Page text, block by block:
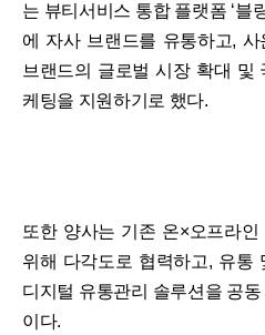
는 뷰티서비스 통합 플랫폼 ‘블
에 자사 브랜드를 유통하고,
브랜드의 글로벌 시장 확대 및
케팅을 지원하기로 했다.
또한 양사는 기존 온×오프라
위해 다각도로 협력하고, 유통
디지털 유통관리 솔루션을 공
이다.